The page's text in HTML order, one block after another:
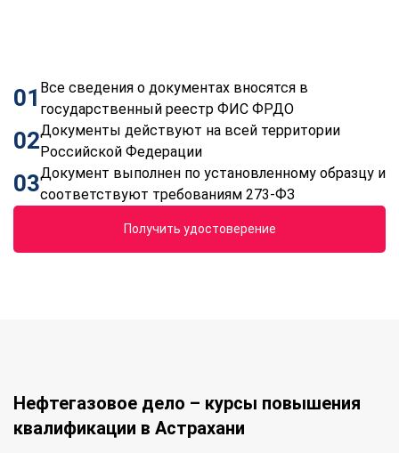
01 Все сведения о документах вносятся в
государственный реестр ФИС ФРДО
02Документы действуют на всей территории
Российской Федерации
03Документ выполнен по установленному образцу и
соответствуют требованиям 273-ФЗ
Получить удостоверение
Нефтегазовое дело – курсы повышения
квалификации в Астрахани